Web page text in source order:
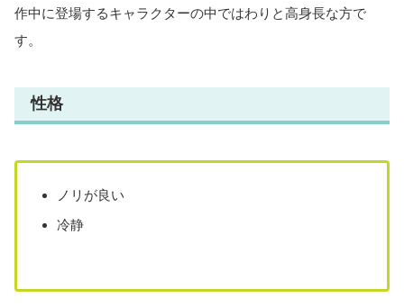
作中に登場するキャラクターの中ではわりと高身長な方で
す。
性格
ノリが良い
冷静